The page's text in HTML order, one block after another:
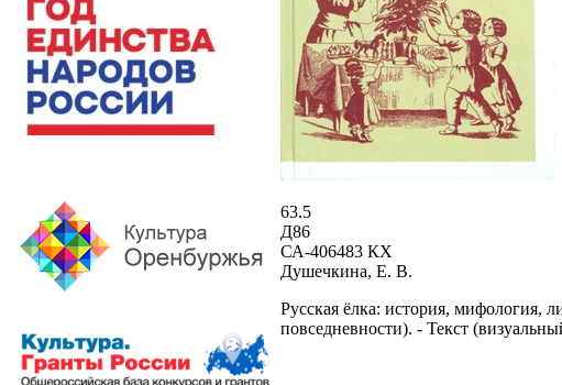
63.5
Д86
СА-406483 КХ
Душечкина, Е. В.
Русская ёлка: история, мифология,
повседневности). - Текст